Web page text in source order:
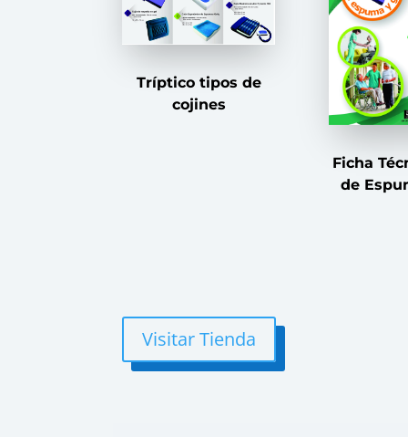
Tríptico tipos de
cojines
Ficha
de
Visitar Tienda